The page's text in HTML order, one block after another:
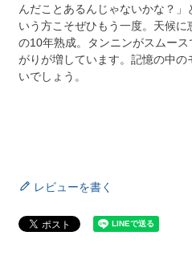
んだことあるんじゃないかな？
いう方こそぜひもう一度。天候
の10年熟成。タンニンがスムー
がりが増しています。記憶の中の
いでしょう。
レビューを書く